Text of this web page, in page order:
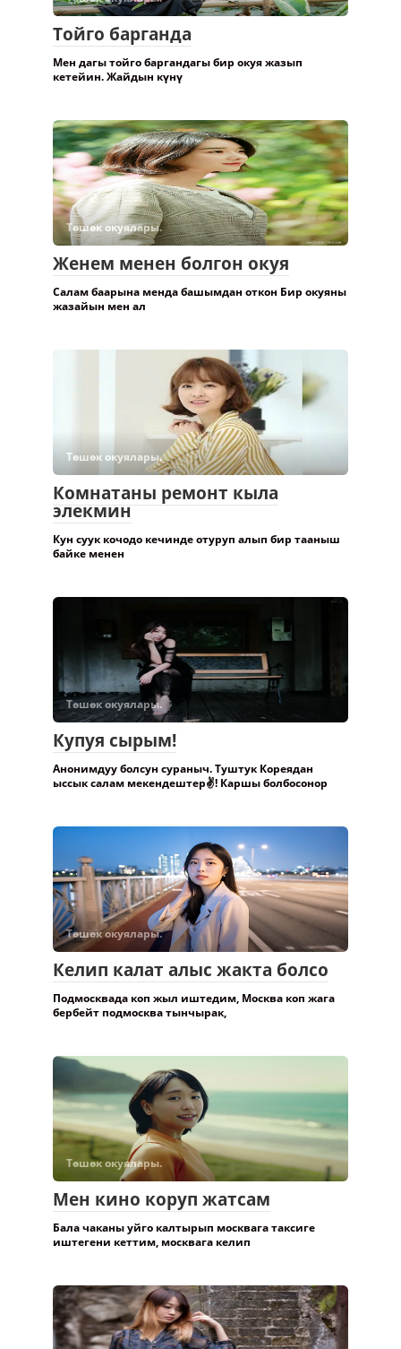
Төшөк окуялары.
Тойго барганда
Мен дагы тойго баргандагы бир окуя жазып
Төшөк окуялары.
Женем менен болгон окуя
Салам баарына менда башымдан откон Бир окуяны
Төшөк окуялары.
Комнатаны ремонт кыла
элекмин
Кун суук кочодо кечинде отуруп алып бир тааныш
Төшөк окуялары.
Купуя сырым!
Анонимдуу болсун сураныч. Туштук Кореядан
Төшөк окуялары.
Келип калат алыс жакта болсо
Подмосквада коп жыл иштедим, Москва коп жага
Төшөк окуялары.
Мен кино коруп жатсам
Бала чаканы уйго калтырып москвага таксиге